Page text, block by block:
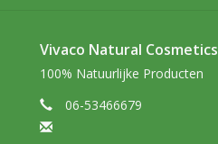
Vivaco Natural Cosmetics
100% Natuurlijke Producten
06-53466679